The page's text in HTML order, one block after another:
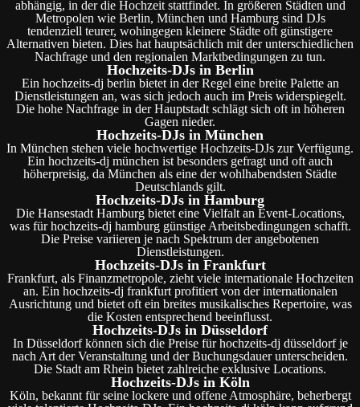
abhängig, in der die Hochzeit stattfindet. In größeren Städten und
Metropolen wie Berlin, München und Hamburg sind DJs
tendenziell teurer, wohingegen kleinere Städte oft günstigere
Alternativen bieten. Dies hat hauptsächlich mit der unterschiedlichen
Nachfrage und den regionalen Marktbedingungen zu tun.
Hochzeits-DJs in Berlin
Ein hochzeits-dj berlin bietet in der Regel eine breite Palette an
Dienstleistungen an, was sich jedoch auch im Preis widerspiegelt.
Die hohe Nachfrage in der Hauptstadt schlägt sich oft in höheren
Gagen nieder.
Hochzeits-DJs in München
In München stehen viele hochwertige Hochzeits-DJs zur Verfügung.
Ein hochzeits-dj münchen ist besonders gefragt und oft auch
höherpreisig, da München als eine der wohlhabendsten Städte
Deutschlands gilt.
Hochzeits-DJs in Hamburg
Die Hansestadt Hamburg bietet eine Vielfalt an Event-Locations,
was für hochzeits-dj hamburg günstige Arbeitsbedingungen schafft.
Die Preise variieren je nach Spektrum der angebotenen
Dienstleistungen.
Hochzeits-DJs in Frankfurt
Frankfurt, als Finanzmetropole, zieht viele internationale Hochzeiten
an. Ein hochzeits-dj frankfurt profitiert von der internationalen
Ausrichtung und bietet oft ein breites musikalisches Repertoire, was
die Kosten entsprechend beeinflusst.
Hochzeits-DJs in Düsseldorf
In Düsseldorf können sich die Preise für hochzeits-dj düsseldorf je
nach Art der Veranstaltung und der Buchungsdauer unterscheiden.
Die Stadt am Rhein bietet zahlreiche exklusive Locations.
Hochzeits-DJs in Köln
Köln, bekannt für seine lockere und offene Atmosphäre, beherbergt